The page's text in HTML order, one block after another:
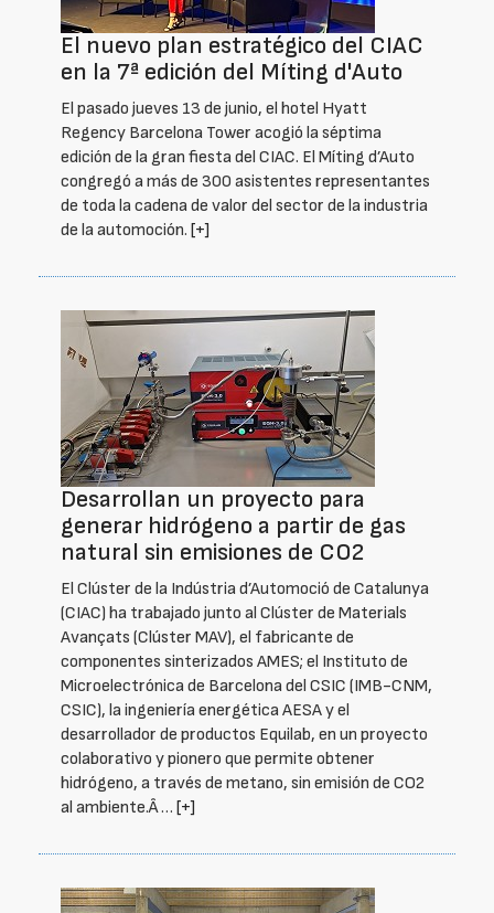
El nuevo plan estratégico del CIAC
en la 7ª edición del Míting d'Auto
El pasado jueves 13 de junio, el hotel Hyatt
Regency Barcelona Tower acogió la séptima
edición de la gran fiesta del CIAC. El Míting d’Auto
congregó a más de 300 asistentes representantes
de toda la cadena de valor del sector de la industria
de la automoción. [+]
Desarrollan un proyecto para
generar hidrógeno a partir de gas
natural sin emisiones de CO2
El Clúster de la Indústria d’Automoció de Catalunya
(CIAC) ha trabajado junto al Clúster de Materials
Avançats (Clúster MAV), el fabricante de
componentes sinterizados AMES; el Instituto de
Microelectrónica de Barcelona del CSIC (IMB-CNM,
CSIC), la ingeniería energética AESA y el
desarrollador de productos Equilab, en un proyecto
colaborativo y pionero que permite obtener
hidrógeno, a través de metano, sin emisión de CO2
al ambiente.Â … [+]